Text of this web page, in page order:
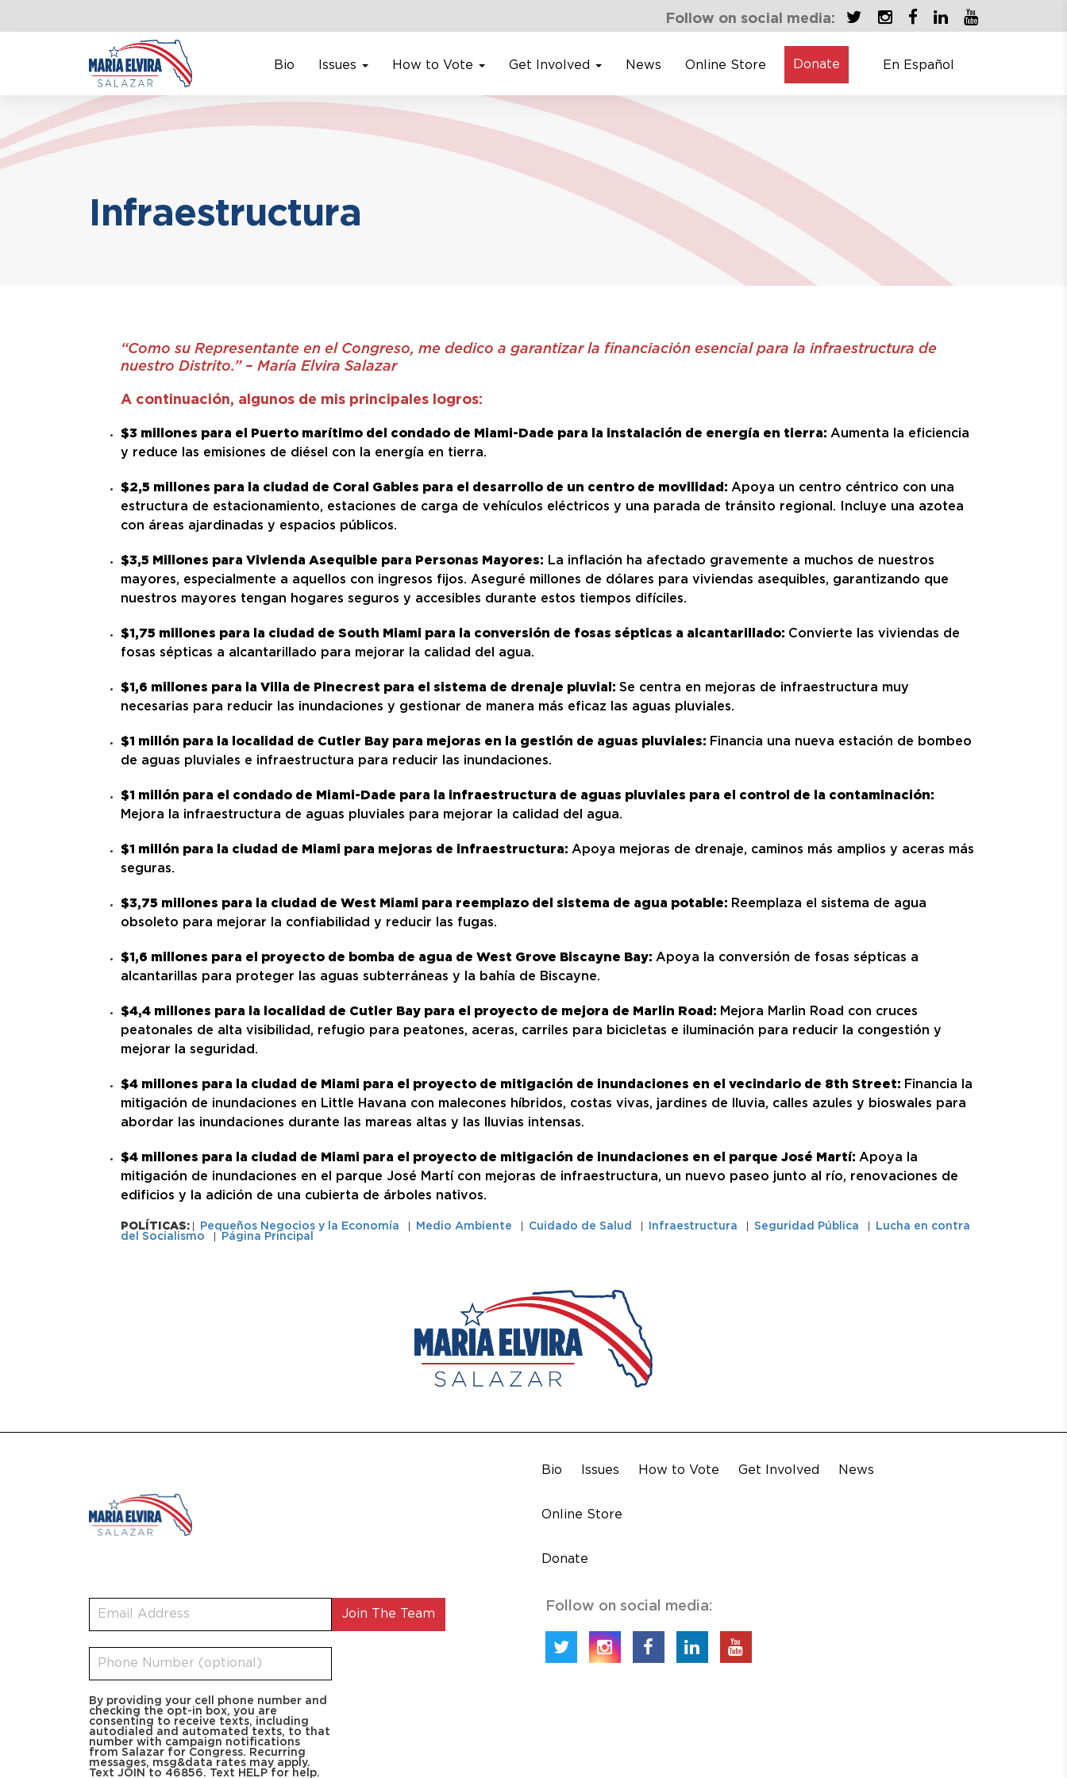
Follow on social media:
En Español
Donate
Bio Issues How to Vote Get Involved News Online Store
Infraestructura
“Como su Representante en el Congreso, me dedico a garantizar la financiación esencial para la infraestructura de
nuestro Distrito.” – María Elvira Salazar
A continuación, algunos de mis principales logros:
$3 millones para el Puerto marítimo del condado de Miami-Dade para la instalación de energía en tierra: Aumenta la eficiencia
y reduce las emisiones de diésel con la energía en tierra.
$2,5 millones para la ciudad de Coral Gables para el desarrollo de un centro de movilidad: Apoya un centro céntrico con una
estructura de estacionamiento, estaciones de carga de vehículos eléctricos y una parada de tránsito regional. Incluye una azotea
con áreas ajardinadas y espacios públicos.
$3,5 Millones para Vivienda Asequible para Personas Mayores: La inflación ha afectado gravemente a muchos de nuestros
mayores, especialmente a aquellos con ingresos fijos. Aseguré millones de dólares para viviendas asequibles, garantizando que
nuestros mayores tengan hogares seguros y accesibles durante estos tiempos difíciles.
$1,75 millones para la ciudad de South Miami para la conversión de fosas sépticas a alcantarillado: Convierte las viviendas de
fosas sépticas a alcantarillado para mejorar la calidad del agua.
$1,6 millones para la Villa de Pinecrest para el sistema de drenaje pluvial: Se centra en mejoras de infraestructura muy
necesarias para reducir las inundaciones y gestionar de manera más eficaz las aguas pluviales.
$1 millón para la localidad de Cutler Bay para mejoras en la gestión de aguas pluviales: Financia una nueva estación de bombeo
de aguas pluviales e infraestructura para reducir las inundaciones.
$1 millón para el condado de Miami-Dade para la infraestructura de aguas pluviales para el control de la contaminación:
Mejora la infraestructura de aguas pluviales para mejorar la calidad del agua.
$1 millón para la ciudad de Miami para mejoras de infraestructura: Apoya mejoras de drenaje, caminos más amplios y aceras más
seguras.
$3,75 millones para la ciudad de West Miami para reemplazo del sistema de agua potable: Reemplaza el sistema de agua
obsoleto para mejorar la confiabilidad y reducir las fugas.
$1,6 millones para el proyecto de bomba de agua de West Grove Biscayne Bay: Apoya la conversión de fosas sépticas a
alcantarillas para proteger las aguas subterráneas y la bahía de Biscayne.
$4,4 millones para la localidad de Cutler Bay para el proyecto de mejora de Marlin Road: Mejora Marlin Road con cruces
peatonales de alta visibilidad, refugio para peatones, aceras, carriles para bicicletas e iluminación para reducir la congestión y
mejorar la seguridad.
$4 millones para la ciudad de Miami para el proyecto de mitigación de inundaciones en el vecindario de 8th Street: Financia la
mitigación de inundaciones en Little Havana con malecones híbridos, costas vivas, jardines de lluvia, calles azules y bioswales para
abordar las inundaciones durante las mareas altas y las lluvias intensas.
$4 millones para la ciudad de Miami para el proyecto de mitigación de inundaciones en el parque José Martí: Apoya la
mitigación de inundaciones en el parque José Martí con mejoras de infraestructura, un nuevo paseo junto al río, renovaciones de
edificios y la adición de una cubierta de árboles nativos.
POLÍTICAS: Pequeños Negocios y la Economía Medio Ambiente Cuidado de Salud Infraestructura Seguridad Pública
Lucha en contra
del Socialismo
Página Principal
Bio Issues How to Vote Get Involved News
Online Store
Donate
By providing your cell phone number and
checking the opt-in box, you are
consenting to receive texts, including
autodialed and automated texts, to that
number with campaign notifications
from Salazar for Congress. Recurring
messages, msg&data rates may apply.
Text JOIN to 46856. Text HELP for help.
Follow on social media: